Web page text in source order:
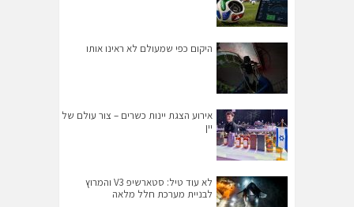
היקום כפי שמעולם לא ראינו אותו
אירוע הצגת יינות כשרים – צור עולם של
יין
לא עוד טיל: סטארשיפ V3 והמרוץ
לבניית מערכת חלל מלאה